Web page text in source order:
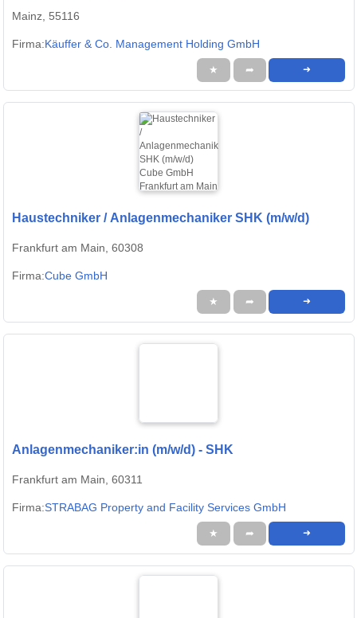
Mainz, 55116
Firma:Käuffer & Co. Management Holding GmbH
★ ➦ ➜
Haustechniker / Anlagenmechaniker SHK (m/w/d)
Frankfurt am Main, 60308
Firma:Cube GmbH
★ ➦ ➜
Anlagenmechaniker:in (m/w/d) - SHK
Frankfurt am Main, 60311
Firma:STRABAG Property and Facility Services GmbH
★ ➦ ➜